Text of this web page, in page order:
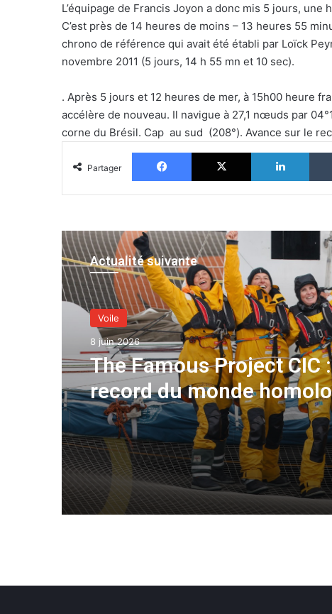
L’équipage de Francis Joyon a donc mis 5 jours,
C’est près de 14 heures de moins – 13 heures 55
chrono de référence qui avait été établi par Loïck
novembre 2011 (5 jours, 14 h 55 mn et 10 sec).
. Après 5 jours et 12 heures de mer, à 15h00 heure
accélère de nouveau. Il navigue à 27,1 nœuds par
corne du Brésil. Cap au sud (208°). Avance sur le
Partager
Facebook X
Actualité suivante
Voile
8 juin 2026
The Famous Project CIC
record du monde
une aventure collective
soutenue par IDEC